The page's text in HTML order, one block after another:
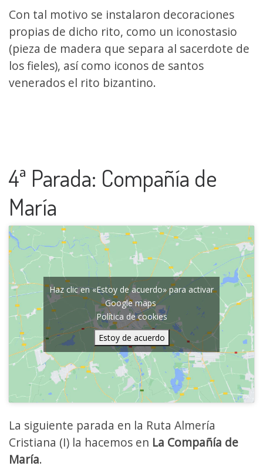
Con tal motivo se instalaron decoraciones
propias de dicho rito, como un iconostasio
(pieza de madera que separa al sacerdote de
los fieles), así como iconos de santos
venerados el rito bizantino.
4ª Parada: Compañía de
María
Haz clic en «Estoy de acuerdo» para activar
Google maps
Política de cookies
Estoy de acuerdo
La siguiente parada en la Ruta Almería
Cristiana (I) la hacemos en La Compañía de
María.